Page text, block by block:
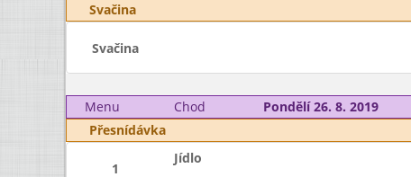
Svačina
Svačina
Menu
Chod Pondělí 26. 8. 2019
Přesnídávka
1
Jídlo